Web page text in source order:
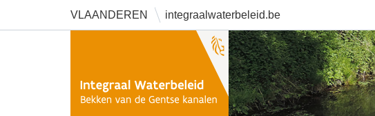
VLAANDEREN integraalwaterbeleid.be